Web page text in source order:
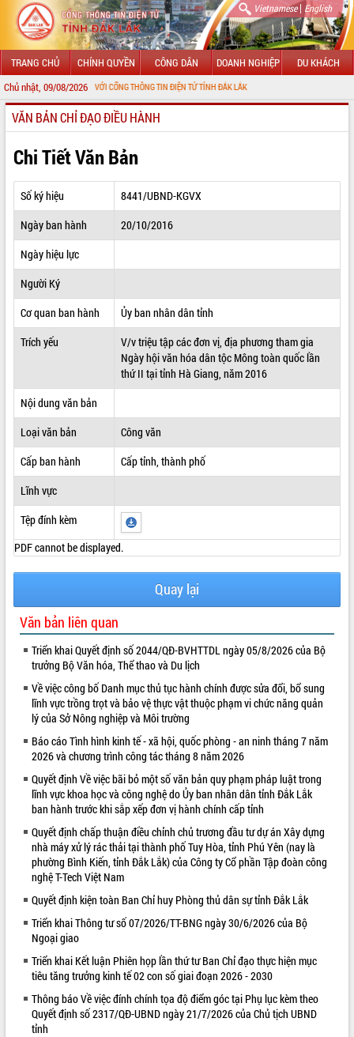
Vietnamese| English
TRANG CHỦ CHÍNH QUYỀN CÔNG DÂN DOANH NGHIỆP DU KHÁCH
Chủ nhật, 09/08/2026
MỪNG ĐẾN VỚI CỔNG THÔNG TIN ĐIỆN TỬ TỈNH ĐẮK LẮK
GIỚI THIỆU
LÃNH ĐẠO UBND TỈNH
TIN TỨC SỰ KIỆN
SỞ, BAN, NGÀNH
THÔNG TIN CHỈ ĐẠO ĐIỀU HÀNH
HỆ THỐNG VĂN BẢN
VĂN BẢN HĐND TỈNH
QUY HOẠCH - KẾ HOẠCH
VIDEO
Không có file video nào để phát.
ALBUM ẢNH
VĂN BẢN CHỈ ĐẠO ĐIỀU HÀNH
Chi Tiết Văn Bản
Số ký hiệu
8441/UBND-KGVX
Ngày ban hành
20/10/2016
Ngày hiệu lực
Người Ký
Cơ quan ban hành
Ủy ban nhân dân tỉnh
Trích yếu
V/v triệu tập các đơn vị, địa phương tham gia
Ngày hội văn hóa dân tộc Mông toàn quốc lần
thứ II tại tỉnh Hà Giang, năm 2016
Nội dung văn bản
Loại văn bản
Công văn
Cấp ban hành
Cấp tỉnh, thành phố
Lĩnh vực
Tệp đính kèm
PDF cannot be displayed.
Quay lại
Văn bản liên quan
Triển khai Quyết định số 2044/QĐ-BVHTTDL ngày 05/8/2026 của Bộ
trưởng Bộ Văn hóa, Thể thao và Du lịch
Về việc công bố Danh mục thủ tục hành chính được sửa đổi, bổ sung
lĩnh vực trồng trọt và bảo vệ thực vật thuộc phạm vi chức năng quản
lý của Sở Nông nghiệp và Môi trường
Báo cáo Tình hình kinh tế - xã hội, quốc phòng - an ninh tháng 7 năm
2026 và chương trình công tác tháng 8 năm 2026
Quyết định Về việc bãi bỏ một số văn bản quy phạm pháp luật trong
lĩnh vực khoa học và công nghệ do Ủy ban nhân dân tỉnh Đắk Lắk
ban hành trước khi sắp xếp đơn vị hành chính cấp tỉnh
Quyết định chấp thuận điều chỉnh chủ trương đầu tư dự án Xây dựng
nhà máy xử lý rác thải tại thành phố Tuy Hòa, tỉnh Phú Yên (nay là
phường Bình Kiến, tỉnh Đắk Lắk) của Công ty Cổ phần Tập đoàn công
nghệ T-Tech Việt Nam
Quyết định kiện toàn Ban Chỉ huy Phòng thủ dân sự tỉnh Đắk Lắk
Triển khai Thông tư số 07/2026/TT-BNG ngày 30/6/2026 của Bộ
Ngoại giao
Triển khai Kết luận Phiên họp lần thứ tư Ban Chỉ đạo thực hiện mục
tiêu tăng trưởng kinh tế 02 con số giai đoạn 2026 - 2030
Thông báo Về việc đính chính tọa độ điểm góc tại Phụ lục kèm theo
Quyết định số 2317/QĐ-UBND ngày 21/7/2026 của Chủ tịch UBND
tỉnh